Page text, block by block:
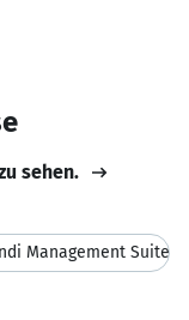
sehen.
Management Suite